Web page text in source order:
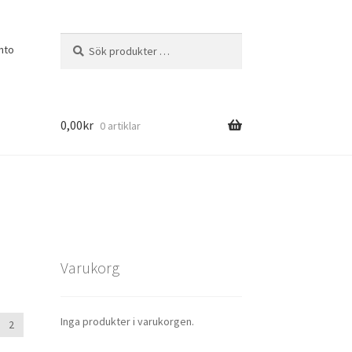
efter:
0,00kr 0 artiklar
2
Varukorg
Inga produkter i varukorgen.